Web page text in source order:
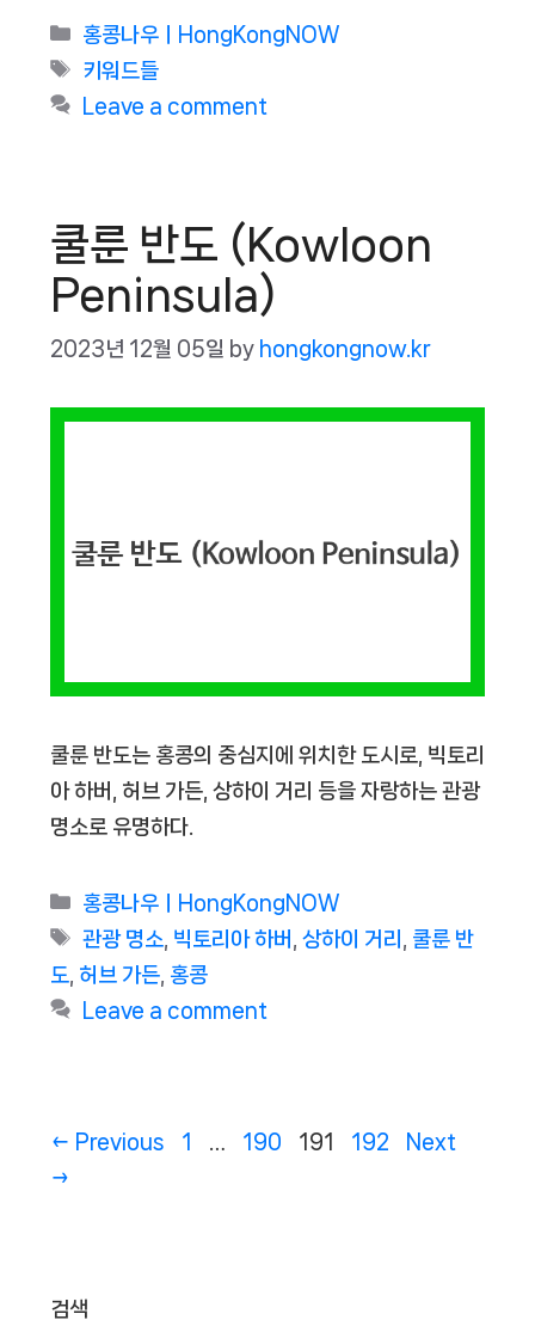
Categories
홍콩나우ㅣHongKongNOW
Tags
키워드들
Leave a comment
쿨룬 반도 (Kowloon
Peninsula)
2023년 12월 05일 by hongkongnow.kr
쿨룬 반도는 홍콩의 중심지에 위치한 도시로, 빅토리
아 하버, 허브 가든, 상하이 거리 등을 자랑하는 관광
명소로 유명하다.
Categories
홍콩나우ㅣHongKongNOW
Tags
관광 명소 빅토리아 하버 ,상하이 거리
쿨룬 반
도
허브 가든 홍콩
Leave a comment
← Previous Page
1 Page
190 Page
191 Page
192
Next
→
검색